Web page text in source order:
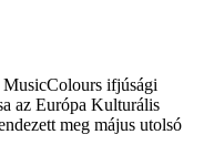
ifjúsági
az Európa Kulturális
meg május utolsó